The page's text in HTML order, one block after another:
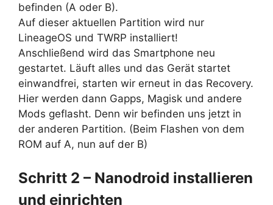
befinden (A oder B).
Auf dieser aktuellen Partition wird nur
LineageOS und TWRP installiert!
Anschließend wird das Smartphone neu
gestartet. Läuft alles und das Gerät startet
einwandfrei, starten wir erneut in das Recovery.
Hier werden dann Gapps, Magisk und andere
Mods geflasht. Denn wir befinden uns jetzt in
der anderen Partition. (Beim Flashen von dem
ROM auf A, nun auf der B)
Schritt 2 – Nanodroid installieren
und einrichten